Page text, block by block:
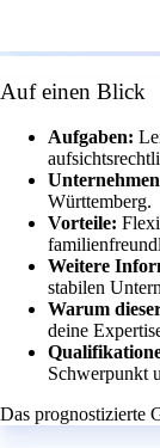
Auf einen Blick
Aufgaben:
Württemberg.
Vorteile:
Weitere
stabilen
Warum
deine
Schwerpunkt
Das prognostizierte